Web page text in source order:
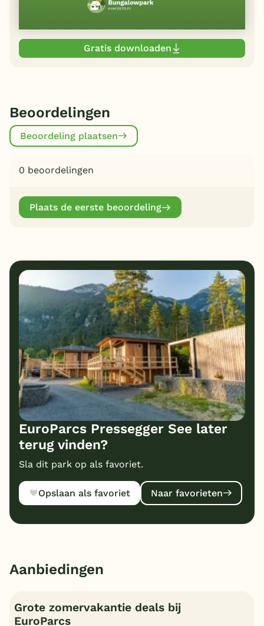
Gratis downloaden
Beoordelingen
Beoordeling plaatsen
0 beoordelingen
Plaats de eerste beoordeling
EuroParcs Pressegger See later
terug vinden?
Sla dit park op als favoriet.
Opslaan als favoriet Naar favorieten
Aanbiedingen
Grote zomervakantie deals bij
EuroParcs